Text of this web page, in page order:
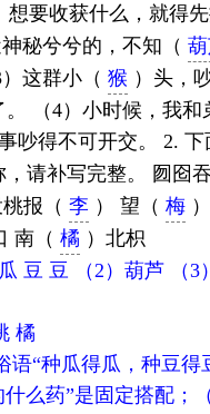
想要收获什么，就得
秘兮兮的，不知（
这群小（ 猴 ）头，
（4）小时候，我和
吵得不可开交。 2.
请补写完整。 囫囵
报（ 李 ） 望（ 梅
南（ 橘 ）北枳
豆 豆 （2）葫芦 （3
橘
语“种瓜得瓜，种豆得
什么药”是固定搭配；